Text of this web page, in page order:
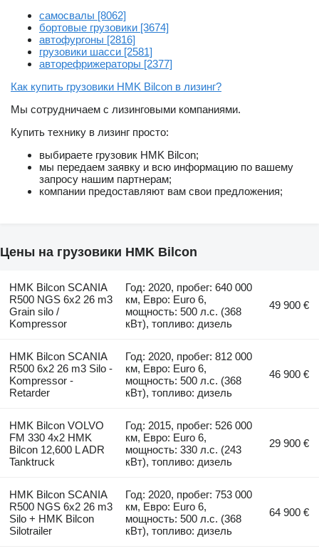
самосвалы [8062]
бортовые грузовики [3674]
автофургоны [2816]
грузовики шасси [2581]
авторефрижераторы [2377]
Как купить грузовики HMK Bilcon в лизинг?
Мы сотрудничаем с лизинговыми компаниями.
Купить технику в лизинг просто:
выбираете грузовик HMK Bilcon;
мы передаем заявку и всю информацию по вашему
запросу нашим партнерам;
компании предоставляют вам свои предложения;
Цены на грузовики HMK Bilcon
HMK Bilcon SCANIA
R500 NGS 6x2 26 m3
Grain silo /
Kompressor
Год: 2020, пробег: 640 000
км, Евро: Euro 6,
мощность: 500 л.с. (368
кВт), топливо: дизель
49 900 €
HMK Bilcon SCANIA
R500 6x2 26 m3 Silo -
Kompressor -
Retarder
Год: 2020, пробег: 812 000
км, Евро: Euro 6,
мощность: 500 л.с. (368
кВт), топливо: дизель
46 900 €
HMK Bilcon VOLVO
FM 330 4x2 HMK
Bilcon 12,600 L ADR
Tanktruck
Год: 2015, пробег: 526 000
км, Евро: Euro 6,
мощность: 330 л.с. (243
кВт), топливо: дизель
29 900 €
HMK Bilcon SCANIA
R500 NGS 6x2 26 m3
Silo + HMK Bilcon
Silotrailer
Год: 2020, пробег: 753 000
км, Евро: Euro 6,
мощность: 500 л.с. (368
кВт), топливо: дизель
64 900 €